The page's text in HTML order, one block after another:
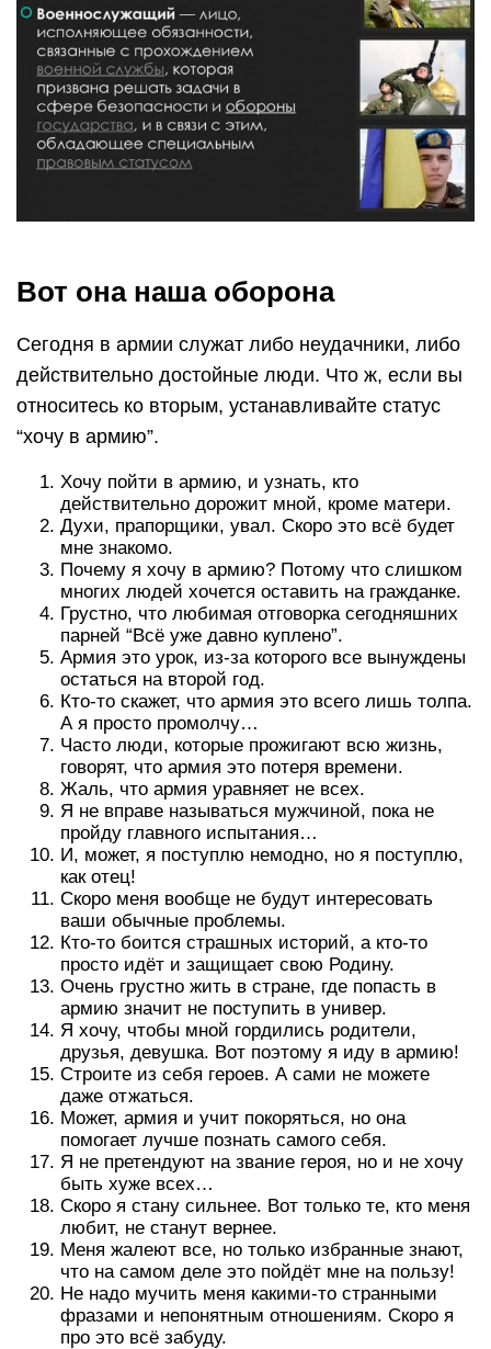
Вот она наша оборона
Сегодня в армии служат либо неудачники, либо
действительно достойные люди. Что ж, если вы
относитесь ко вторым, устанавливайте статус
“хочу в армию”.
Хочу пойти в армию, и узнать, кто
действительно дорожит мной, кроме матери.
Духи, прапорщики, увал. Скоро это всё будет
мне знакомо.
Почему я хочу в армию? Потому что слишком
многих людей хочется оставить на гражданке.
Грустно, что любимая отговорка сегодняшних
парней “Всё уже давно куплено”.
Армия это урок, из-за которого все вынуждены
остаться на второй год.
Кто-то скажет, что армия это всего лишь толпа.
А я просто промолчу…
Часто люди, которые прожигают всю жизнь,
говорят, что армия это потеря времени.
Жаль, что армия уравняет не всех.
Я не вправе называться мужчиной, пока не
пройду главного испытания…
И, может, я поступлю немодно, но я поступлю,
как отец!
Скоро меня вообще не будут интересовать
ваши обычные проблемы.
Кто-то боится страшных историй, а кто-то
просто идёт и защищает свою Родину.
Очень грустно жить в стране, где попасть в
армию значит не поступить в универ.
Я хочу, чтобы мной гордились родители,
друзья, девушка. Вот поэтому я иду в армию!
Строите из себя героев. А сами не можете
даже отжаться.
Может, армия и учит покоряться, но она
помогает лучше познать самого себя.
Я не претендуют на звание героя, но и не хочу
быть хуже всех…
Скоро я стану сильнее. Вот только те, кто меня
любит, не станут вернее.
Меня жалеют все, но только избранные знают,
что на самом деле это пойдёт мне на пользу!
Не надо мучить меня какими-то странными
фразами и непонятным отношениям. Скоро я
про это всё забуду.